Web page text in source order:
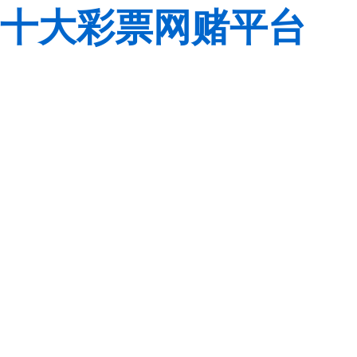
十大彩票网赌平台